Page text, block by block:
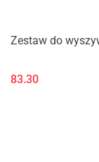
Zestaw do
83.30